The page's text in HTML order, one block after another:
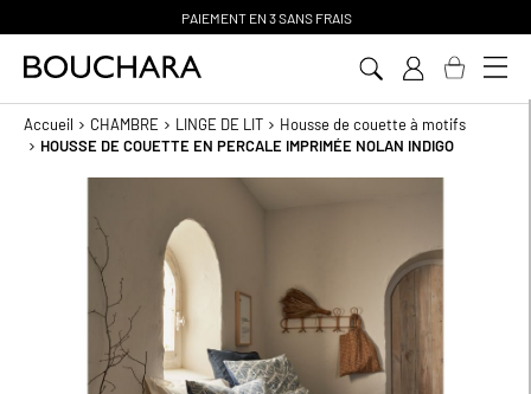
PAIEMENT EN 3 SANS FRAIS
Accueil CHAMBRE LINGE DE LIT
Housse de couette à motifs
HOUSSE DE COUETTE EN PERCALE IMPRIMÉE NOLAN INDIGO
fin
galerie
d’images